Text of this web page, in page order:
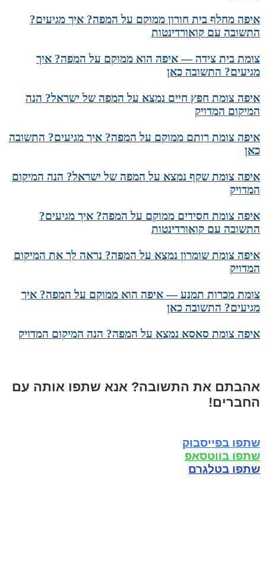
איפה מחלף בית חורון ממוקם על המפה? איך מגיעים?
התשובה עם קואורדינטות
צומת בית צידה — איפה הוא ממוקם על המפה? איך
מגיעים? התשובה כאן
איפה צומת חפץ חיים נמצא על המפה של ישראל? הנה
המיקום המדויק
איפה צומת רותם ממוקם על המפה? איך מגיעים? התשובה
כאן
איפה צומת שקף נמצא על המפה של ישראל? הנה המיקום
המדויק
איפה צומת חסידים ממוקם על המפה? איך מגיעים?
התשובה עם קואורדינטות
איפה צומת שומרון נמצא על המפה? נראה לך את המיקום
המדויק
צומת מכרות תמנע — איפה הוא ממוקם על המפה? איך
מגיעים? התשובה כאן
איפה צומת סאסא נמצא על המפה? הנה המיקום המדויק
אהבתם את התשובה? אנא שתפו אותה עם
החברים!
שתפו בפייסבוק
שתפו בווטסאפ
שתפו בטלגרם